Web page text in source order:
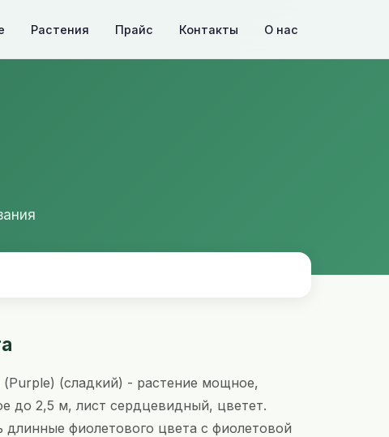
Растения Прайс Контакты О нас
(сладкий) - растение мощное,
до 2,5 м, лист сердцевидный, цветет.
длинные фиолетового цвета с фиолетовой